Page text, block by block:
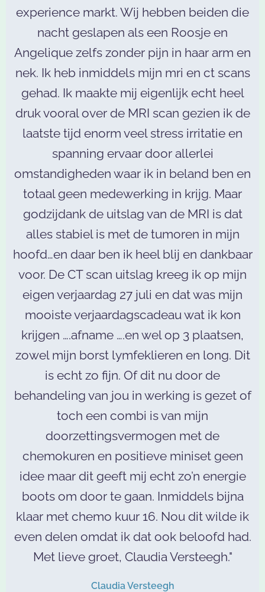
experience markt. Wij hebben beiden die
nacht geslapen als een Roosje en
Angelique zelfs zonder pijn in haar arm en
nek. Ik heb inmiddels mijn mri en ct scans
gehad. Ik maakte mij eigenlijk echt heel
druk vooral over de MRI scan gezien ik de
laatste tijd enorm veel stress irritatie en
spanning ervaar door allerlei
omstandigheden waar ik in beland ben en
totaal geen medewerking in krijg. Maar
godzijdank de uitslag van de MRI is dat
alles stabiel is met de tumoren in mijn
hoofd…en daar ben ik heel blij en dankbaar
voor. De CT scan uitslag kreeg ik op mijn
eigen verjaardag 27 juli en dat was mijn
mooiste verjaardagscadeau wat ik kon
krijgen ….afname ….en wel op 3 plaatsen,
zowel mijn borst lymfeklieren en long. Dit
is echt zo fijn. Of dit nu door de
behandeling van jou in werking is gezet of
toch een combi is van mijn
doorzettingsvermogen met de
chemokuren en positieve miniset geen
idee maar dit geeft mij echt zo’n energie
boots om door te gaan. Inmiddels bijna
klaar met chemo kuur 16. Nou dit wilde ik
even delen omdat ik dat ook beloofd had.
Met lieve groet, Claudia Versteegh."
Claudia Versteegh